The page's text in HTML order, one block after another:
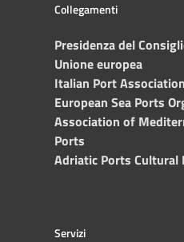
Collegamenti
Presidenza del
Unione europea
Italian Port Association
European Sea Ports
Association of
Ports
Adriatic Ports Cultural
Servizi